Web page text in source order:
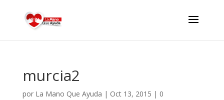
murcia2
por La Mano Que Ayuda | Oct 13, 2015 | 0